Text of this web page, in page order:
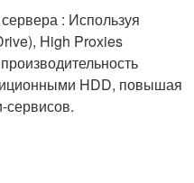
: Используя
High Proxies
HDD, повышая